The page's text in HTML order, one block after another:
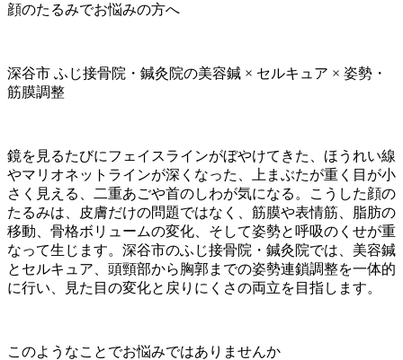
顔のたるみでお悩みの方へ
深谷市 ふじ接骨院・鍼灸院の美容鍼 × セルキュア × 姿勢・
筋膜調整
鏡を見るたびにフェイスラインがぼやけてきた、ほうれい線
やマリオネットラインが深くなった、上まぶたが重く目が小
さく見える、二重あごや首のしわが気になる。こうした顔の
たるみは、皮膚だけの問題ではなく、筋膜や表情筋、脂肪の
移動、骨格ボリュームの変化、そして姿勢と呼吸のくせが重
なって生じます。深谷市のふじ接骨院・鍼灸院では、美容鍼
とセルキュア、頭頸部から胸郭までの姿勢連鎖調整を一体的
に行い、見た目の変化と戻りにくさの両立を目指します。
このようなことでお悩みではありませんか